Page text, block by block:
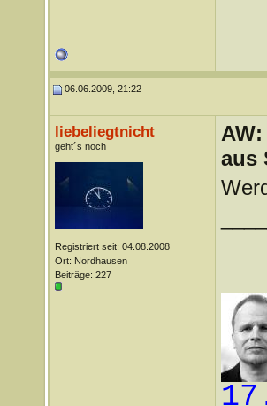
06.06.2009, 21:22
liebeliegtnicht
geht´s noch
Registriert seit: 04.08.2008
Ort: Nordhausen
Beiträge: 227
aus